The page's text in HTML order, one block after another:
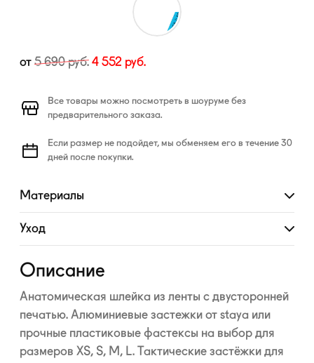
от 5 690руб. 4 552 руб.
Все товары можно посмотреть в шоуруме без
предварительного заказа.
Если размер не подойдет, мы обменяем его в течение 30
дней после покупки.
Материалы
Развернуть
Уход
Развернуть
Описание
Анатомическая шлейка из ленты с двусторонней
печатью. Алюминиевые застежки от staya или
прочные пластиковые фастексы на выбор для
размеров XS, S, M, L. Тактические застёжки для